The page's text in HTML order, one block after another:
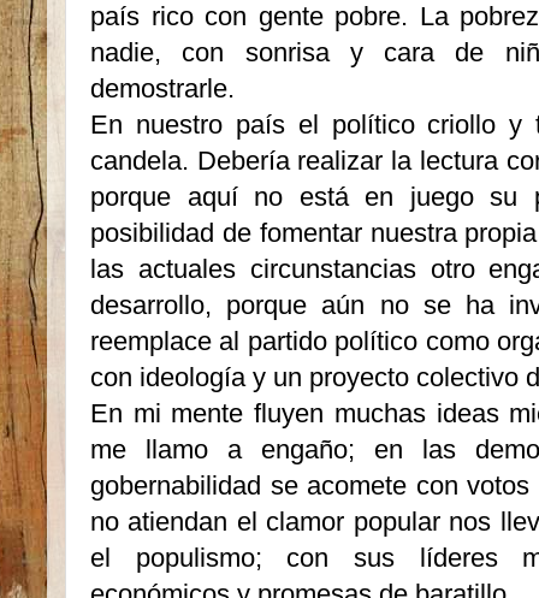
país rico con gente pobre. La
nadie, con sonrisa y cara de
demostrarle.
En nuestro país el político criollo y
candela. Debería realizar la lectura
porque aquí no está en juego su
posibilidad de fomentar nuestra
las actuales circunstancias otro
desarrollo, porque aún no se ha
reemplace al partido político como
con ideología y un proyecto colectivo
En mi mente fluyen muchas ideas
me llamo a engaño; en las
gobernabilidad se acomete con
no atiendan el clamor popular nos
el populismo; con sus líderes